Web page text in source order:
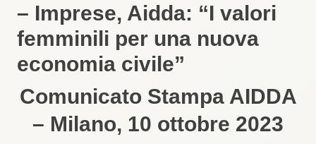
– Imprese, Aidda: “I valori
femminili per una nuova
economia civile”
Comunicato Stampa AIDDA
– Milano, 10 ottobre 2023